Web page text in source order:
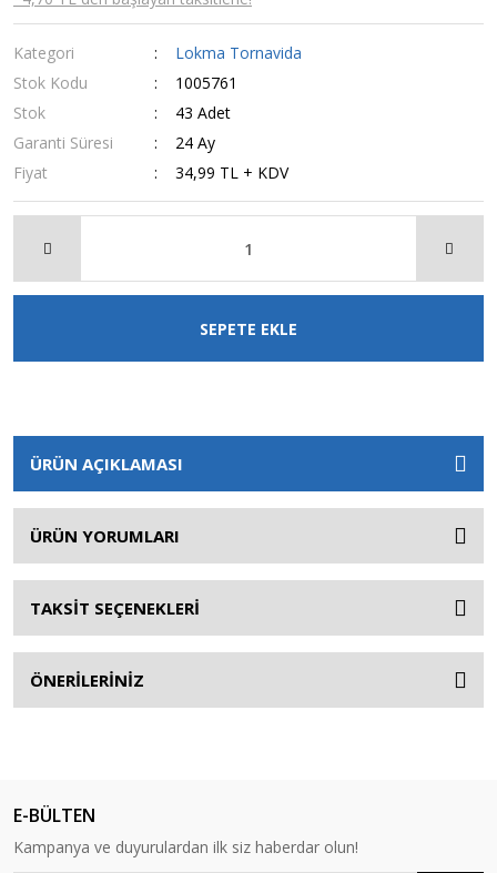
Kategori
Lokma Tornavida
Stok Kodu
1005761
Stok
43 Adet
Garanti Süresi
24 Ay
Fiyat
34,99 TL + KDV
SEPETE EKLE
ÜRÜN AÇIKLAMASI
ÜRÜN YORUMLARI
TAKSİT SEÇENEKLERİ
ÖNERİLERİNİZ
E-BÜLTEN
Kampanya ve duyurulardan ilk siz haberdar olun!